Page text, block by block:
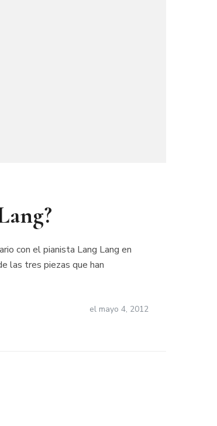
con el pianista Lang Lang en
las tres piezas que han
el mayo 4, 2012